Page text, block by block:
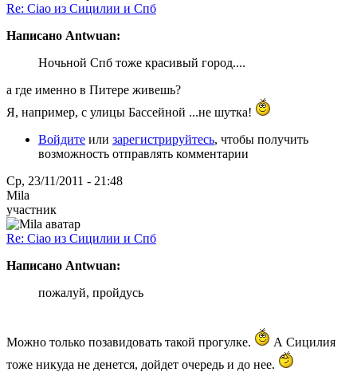
Re: Ciao из Сицилии и Спб
Написано Antwuan:
Ночьной Спб тоже красивый город....
а где именно в Питере живешь?
Я, например, с улицы Бассейной ...не шутка!
Войдите или зарегистрируйтесь, чтобы получить
возможность отправлять комментарии
Ср, 23/11/2011 - 21:48
Mila
участник
Re: Ciao из Сицилии и Спб
Написано Antwuan:
пожалуй, пройдусь
Можно только позавидовать такой прогулке.
А Сицилия
тоже никуда не денется, дойдет очередь и до нее.